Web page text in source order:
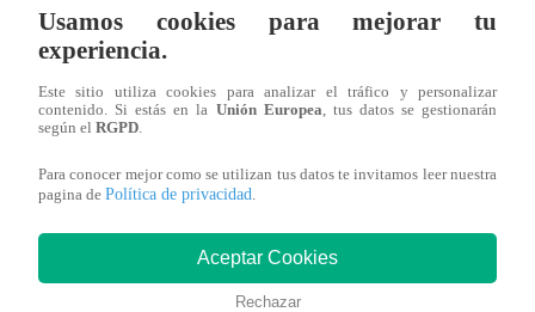
Usamos cookies para mejorar tu
experiencia.
Este sitio utiliza cookies para analizar el tráfico y personalizar
contenido. Si estás en la Unión Europea , tus datos se gestionarán
según el RGPD
Para conocer mejor como se utilizan tus datos te invitamos leer nuestra
pagina de Política de privacidad
Aceptar Cookies
Rechazar